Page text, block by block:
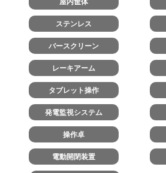
ステンレス
バースクリーン
レーキアーム
タブレット操作
発電監視システム
操作卓
電動開閉装置